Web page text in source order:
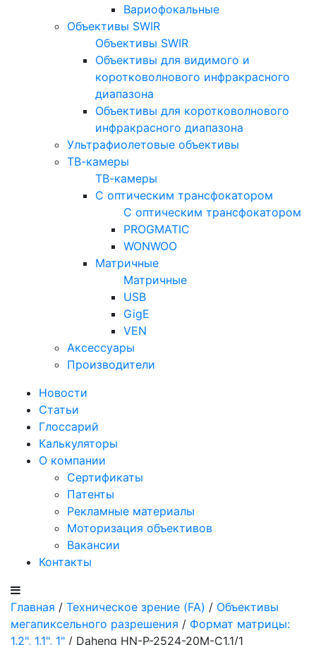
Вариофокальные
Объективы SWIR
Объективы SWIR
Объективы для видимого и
коротковолнового инфракрасного
диапазона
Объективы для коротковолнового
инфракрасного диапазона
Ультрафиолетовые объективы
ТВ-камеры
ТВ-камеры
С оптическим трансфокатором
С оптическим трансфокатором
PROGMATIC
WONWOO
Матричные
Матричные
USB
GigE
VEN
Аксессуары
Производители
Новости
Статьи
Глоссарий
Калькуляторы
О компании
Сертификаты
Патенты
Рекламные материалы
Моторизация объективов
Вакансии
Контакты
Главная / Техническое зрение (FA) / Объективы
мегапиксельного разрешения / Формат матрицы:
1.2", 1.1", 1" / Daheng HN-P-2524-20M-C1.1/1